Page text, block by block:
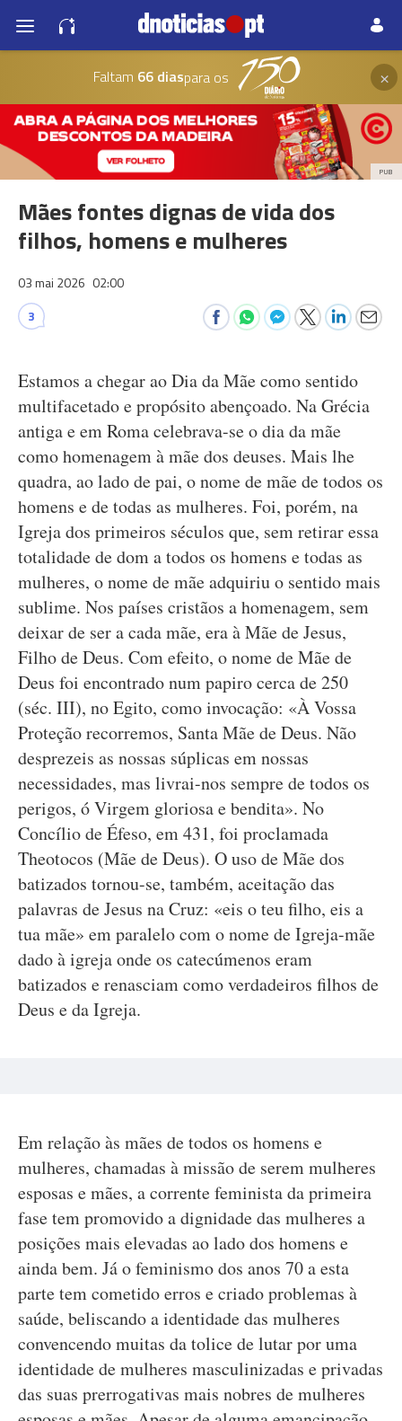
Faltam 66 diaspara os ×
PUB
Mães fontes dignas de vida dos
filhos, homens e mulheres
03 mai 2026 02:00
3
Estamos a chegar ao Dia da Mãe como sentido
multifacetado e propósito abençoado. Na Grécia
antiga e em Roma celebrava-se o dia da mãe
como homenagem à mãe dos deuses. Mais lhe
quadra, ao lado de pai, o nome de mãe de todos os
homens e de todas as mulheres. Foi, porém, na
Igreja dos primeiros séculos que, sem retirar essa
totalidade de dom a todos os homens e todas as
mulheres, o nome de mãe adquiriu o sentido mais
sublime. Nos países cristãos a homenagem, sem
deixar de ser a cada mãe, era à Mãe de Jesus,
Filho de Deus. Com efeito, o nome de Mãe de
Deus foi encontrado num papiro cerca de 250
(séc. III), no Egito, como invocação: «À Vossa
Proteção recorremos, Santa Mãe de Deus. Não
desprezeis as nossas súplicas em nossas
necessidades, mas livrai-nos sempre de todos os
perigos, ó Virgem gloriosa e bendita». No
Concílio de Éfeso, em 431, foi proclamada
Theotocos (Mãe de Deus). O uso de Mãe dos
batizados tornou-se, também, aceitação das
palavras de Jesus na Cruz: «eis o teu filho, eis a
tua mãe» em paralelo com o nome de Igreja-mãe
dado à igreja onde os catecúmenos eram
batizados e renasciam como verdadeiros filhos de
Deus e da Igreja.
Em relação às mães de todos os homens e
mulheres, chamadas à missão de serem mulheres
esposas e mães, a corrente feminista da primeira
fase tem promovido a dignidade das mulheres a
posições mais elevadas ao lado dos homens e
ainda bem. Já o feminismo dos anos 70 a esta
parte tem cometido erros e criado problemas à
saúde, beliscando a identidade das mulheres
convencendo muitas da tolice de lutar por uma
identidade de mulheres masculinizadas e privadas
das suas prerrogativas mais nobres de mulheres